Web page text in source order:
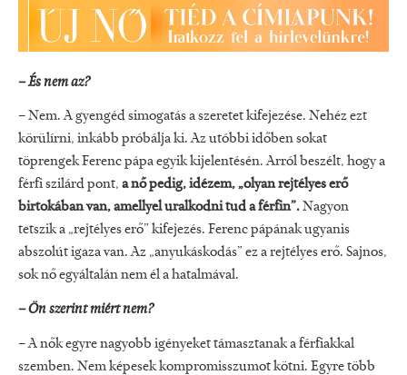
– És nem az?
– Nem. A gyengéd simogatás a szeretet kifejezése. Nehéz ezt
körülírni, inkább próbálja ki. Az utóbbi időben sokat
töprengek Ferenc pápa egyik kijelentésén. Arról beszélt, hogy a
férfi szilárd pont, a nő pedig, idézem, „olyan rejtélyes erő
birtokában van, amellyel uralkodni tud a férfin”.Nagyon
tetszik a „rejtélyes erő” kifejezés. Ferenc pápának ugyanis
abszolút igaza van. Az „anyukáskodás” ez a rejtélyes erő. Sajnos,
sok nő egyáltalán nem él a hatalmával.
– Ön szerint miért nem?
– A nők egyre nagyobb igényeket támasztanak a férfiakkal
szemben. Nem képesek kompromisszumot kötni. Egyre több